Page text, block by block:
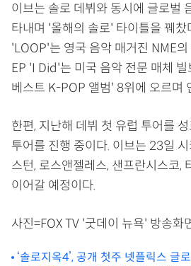
이브는 솔로 데뷔와 동시에 글로벌
타내며 '올해의 솔로' 타이틀을 꿰찼
'LOOP'는 영국 음악 매거진 NME의
EP 'I Did'는 미국 음악 전문 매체
베스트 K-POP 앨범' 8위에 오르며
한편, 지난해 데뷔 첫 유럽 투어를
투어를 진행 중이다. 이브는 23일
스턴, 로스앤젤레스, 샌프란시스코,
이어갈 예정이다.
사진=FOX TV '굿데이 뉴욕' 방송화
‘솔로지옥4’, 공개 첫주 넷플릭스 글